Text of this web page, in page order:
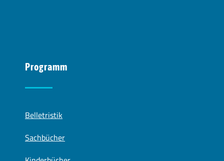
Programm
Belletristik
Sachbücher